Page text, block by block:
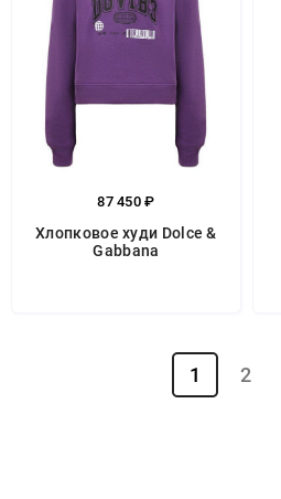
87 450 ₽
Хлопковое худи Dolce &
Gabbana
1 2